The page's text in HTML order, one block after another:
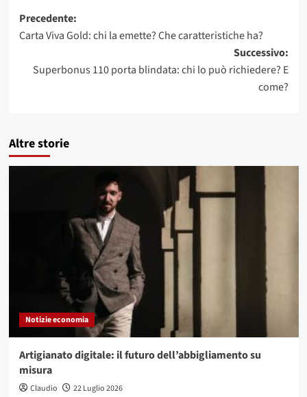
Navigazione
articolo
Precedente:
Carta Viva Gold: chi la emette? Che caratteristiche ha?
Successivo:
Superbonus 110 porta blindata: chi lo può richiedere? E
come?
Altre storie
Notizie economia
Artigianato digitale: il futuro dell’abbigliamento su
misura
Claudio 22 Luglio 2026